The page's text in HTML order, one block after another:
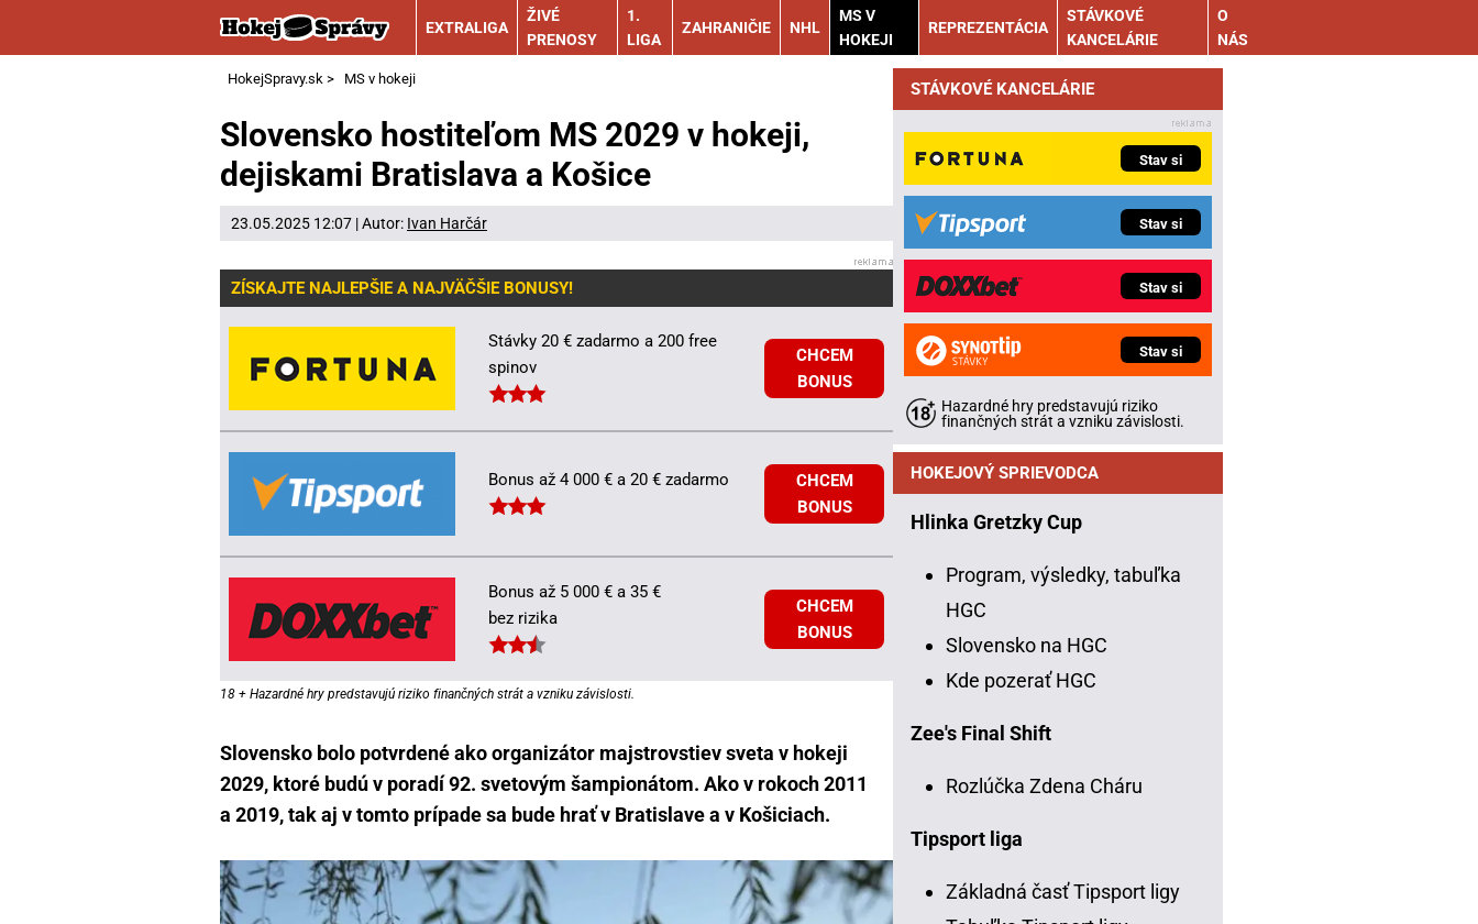
EXTRALIGA
ŽIVÉ
PRENOSY
1.
LIGA
ZAHRANIČIE NHL
MS V
HOKEJI
REPREZENTÁCIA
STÁVKOVÉ
KANCELÁRIE
O
NÁS
HokejSpravy.sk > MS v hokeji
Slovensko hostiteľom MS 2029 v hokeji,
dejiskami Bratislava a Košice
23.05.2025 12:07 | Autor: Ivan Harčár
ZÍSKAJTE NAJLEPŠIE A NAJVÄČŠIE BONUSY!
Stávky 20 € zadarmo a 200 free
spinov
CHCEM
BONUS
Bonus až 4 000 € a 20 € zadarmo
CHCEM
BONUS
Bonus až 5 000 € a 35 €
bez rizika
CHCEM
BONUS
18 + Hazardné hry predstavujú riziko finančných strát a vzniku závislosti.
Slovensko bolo potvrdené ako organizátor majstrovstiev sveta v hokeji
2029, ktoré budú v poradí 92. svetovým šampionátom. Ako v rokoch 2011
a 2019, tak aj v tomto prípade sa bude hrať v Bratislave a v Košiciach.
STÁVKOVÉ KANCELÁRIE
Stav si
Stav si
Stav si
Stav si
Hazardné hry predstavujú riziko
finančných strát a vzniku závislosti.
HOKEJOVÝ SPRIEVODCA
Hlinka Gretzky Cup
Program, výsledky, tabuľka
HGC
Slovensko na HGC
Kde pozerať HGC
Zee's Final Shift
Rozlúčka Zdena Cháru
Tipsport liga
Základná časť Tipsport ligy